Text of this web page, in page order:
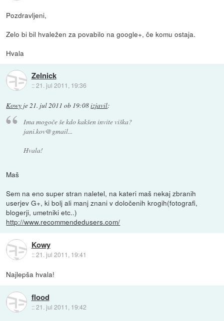
Pozdravljeni,
Zelo bi bil hvaležen za povabilo na google+, če komu ostaja.
Hvala
Zelnick
::21. jul 2011, 19:36
Kowy je21. jul 2011 ob 19:08izjavil:
Ima mogoče še kdo kakšen invite viška?
jani.kov@gmail...
Hvala!
Maš
Sem na eno super stran naletel, na kateri maš nekaj zbranih
userjev G+, ki bolj ali manj znani v določenih krogih(fotografi,
blogerji, umetniki etc..)
http://www.recommendedusers.com/
Kowy
::21. jul 2011, 19:41
Najlepša hvala!
flood
::21. jul 2011, 19:42